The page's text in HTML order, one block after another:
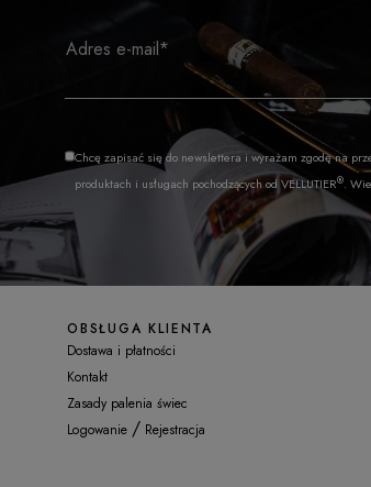
Adres e-mail*
Chcę zapisać się do newslettera i wyrażam zgodę na
produktach i usługach pochodzących od VELLUTIER®.
OBSŁUGA KLIENTA
Dostawa i płatności
Kontakt
Zasady palenia świec
Logowanie / Rejestracja